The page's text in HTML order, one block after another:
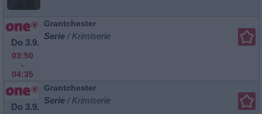
Do 3.9.
03:50
-
04:35
Grantchester
Serie / Krimiserie
Do 3.9.
Grantchester
Serie / Krimiserie